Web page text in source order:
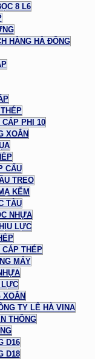
8 L6
HÀNG HÀ ĐÔNG
PHI 10
XOẮN
CẨU
TREO
KẼM
TÀU
NHỰA
LỰC
THÉP
MÁY
LỰC
XOẮN
TY LÊ HÀ VINA
THÔNG
D16
D18